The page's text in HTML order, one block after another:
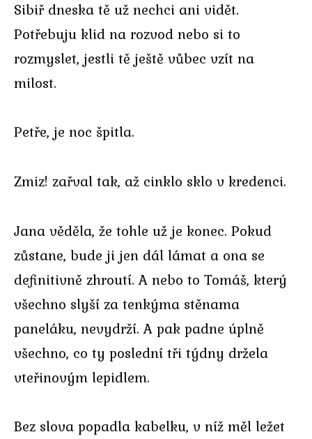
Sibiř dneska tě už nechci ani vidět.
Potřebuju klid na rozvod nebo si to
rozmyslet, jestli tě ještě vůbec vzít na
milost.
Petře, je noc špitla.
Zmiz! zařval tak, až cinklo sklo v kredenci.
Jana věděla, že tohle už je konec. Pokud
zůstane, bude ji jen dál lámat a ona se
definitivně zhroutí. A nebo to Tomáš, který
všechno slyší za tenkýma stěnama
paneláku, nevydrží. A pak padne úplně
všechno, co ty poslední tři týdny držela
vteřinovým lepidlem.
Bez slova popadla kabelku, v níž měl ležet